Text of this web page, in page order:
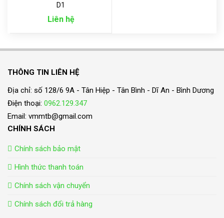
D1
Liên hệ
THÔNG TIN LIÊN HỆ
Địa chỉ: số 128/6 9A - Tân Hiệp - Tân Bình - Dĩ An - Bình Dương
Điện thoại: 0962.129.347
Email: vmmtb@gmail.com
CHÍNH SÁCH
Chính sách bảo mật
Hình thức thanh toán
Chính sách vận chuyển
Chính sách đổi trả hàng